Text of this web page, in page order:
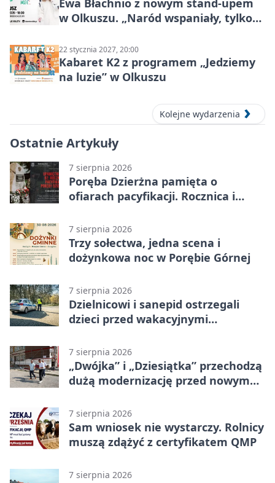
Ewa Błachnio z nowym stand-upem
w Olkuszu. „Naród wspaniały, tylko
22 stycznia 2027, 20:00
Kabaret K2 z programem „Jedziemy
na luzie” w Olkuszu
Kolejne wydarzenia
Ostatnie Artykuły
7 sierpnia 2026
Poręba Dzierżna pamięta o
ofiarach pacyfikacji. Rocznica i
7 sierpnia 2026
Trzy sołectwa, jedna scena i
dożynkowa noc w Porębie Górnej
7 sierpnia 2026
Dzielnicowi i sanepid ostrzegali
dzieci przed wakacyjnymi
7 sierpnia 2026
„Dwójka” i „Dziesiątka” przechodzą
dużą modernizację przed nowym
7 sierpnia 2026
Sam wniosek nie wystarczy. Rolnicy
muszą zdążyć z certyfikatem QMP
7 sierpnia 2026